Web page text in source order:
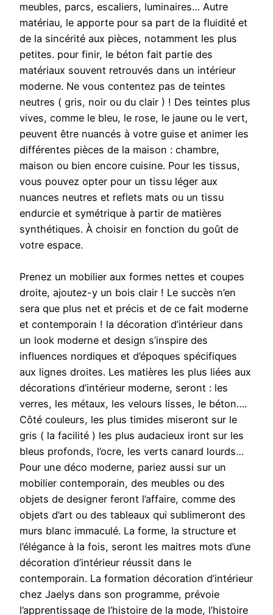
meubles, parcs, escaliers, luminaires… Autre
matériau, le apporte pour sa part de la fluidité et
de la sincérité aux pièces, notamment les plus
petites. pour finir, le béton fait partie des
matériaux souvent retrouvés dans un intérieur
moderne. Ne vous contentez pas de teintes
neutres ( gris, noir ou du clair ) ! Des teintes plus
vives, comme le bleu, le rose, le jaune ou le vert,
peuvent être nuancés à votre guise et animer les
différentes pièces de la maison : chambre,
maison ou bien encore cuisine. Pour les tissus,
vous pouvez opter pour un tissu léger aux
nuances neutres et reflets mats ou un tissu
endurcie et symétrique à partir de matières
synthétiques. À choisir en fonction du goût de
votre espace.
Prenez un mobilier aux formes nettes et coupes
droite, ajoutez-y un bois clair ! Le succès n’en
sera que plus net et précis et de ce fait moderne
et contemporain ! la décoration d’intérieur dans
un look moderne et design s’inspire des
influences nordiques et d’époques spécifiques
aux lignes droites. Les matières les plus liées aux
décorations d’intérieur moderne, seront : les
verres, les métaux, les velours lisses, le béton….
Côté couleurs, les plus timides miseront sur le
gris ( la facilité ) les plus audacieux iront sur les
bleus profonds, l’ocre, les verts canard lourds…
Pour une déco moderne, pariez aussi sur un
mobilier contemporain, des meubles ou des
objets de designer feront l’affaire, comme des
objets d’art ou des tableaux qui sublimeront des
murs blanc immaculé. La forme, la structure et
l’élégance à la fois, seront les maitres mots d’une
décoration d’intérieur réussit dans le
contemporain. La formation décoration d’intérieur
chez Jaelys dans son programme, prévoie
l’apprentissage de l’histoire de la mode, l’histoire